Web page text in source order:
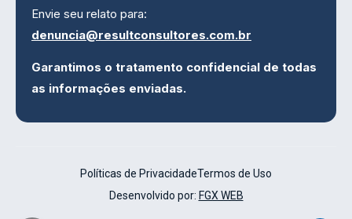
Envie seu relato para:
denuncia@resultconsultores.com.br
Garantimos o tratamento confidencial de todas
as informações enviadas.
Políticas de PrivacidadeTermos de Uso
Desenvolvido por: FGX WEB